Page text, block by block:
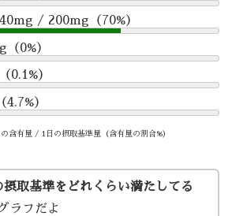
/ 200mg（70%）
0%）
0.1%）
）
含有量 / 1日の摂取基準量（含有量の割合%）
摂取基準をどれくらい満たしてる
ラフだよ